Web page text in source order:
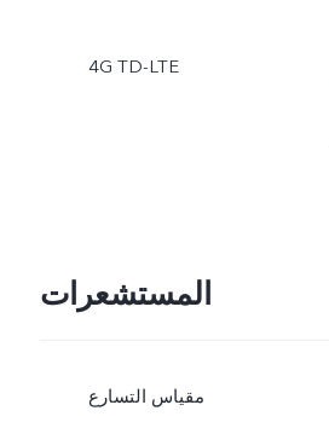
4G TD-LTE
المستشعرات
مقياس التسارع